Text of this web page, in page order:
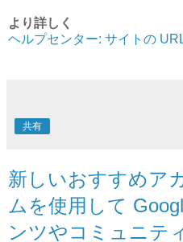
より詳しく
ヘルプセンター: サイトの
共有
新しいおすすめア
ムを使用して
ンツやコミュニテ